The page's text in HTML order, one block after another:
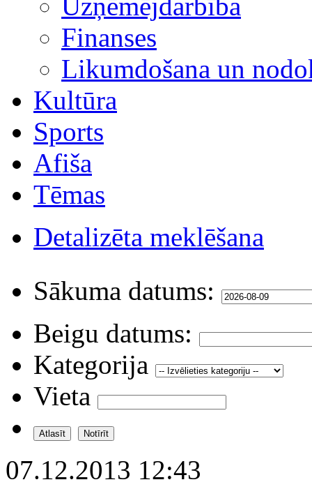
Finanses
Likumdošana un
Kultūra
Sports
Afiša
Tēmas
Detalizēta meklēšana
Sākuma datums:
Beigu datums:
Kategorija
Vieta
07.12.2013 12:43